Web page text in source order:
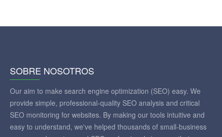
SOBRE NOSOTROS
Our aim to make search engine optimization (SEO) easy. We
provide simple, professional-quality SEO analysis and critical
SEO monitoring for websites. By making our tools intuitive and
easy to understand, we've helped thousands of small-business